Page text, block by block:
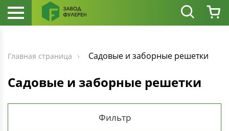
Главная страница Садовые и заборные решетки
Садовые и заборные решетки
Фильтр